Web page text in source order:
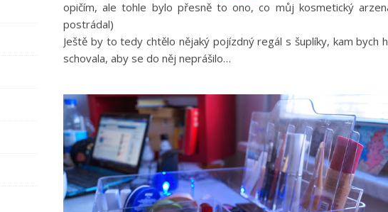
opičím, ale tohle bylo přesně to ono, co můj kosmetický
postrádal)
Ještě by to tedy chtělo nějaký pojízdný regál s šuplíky, kam bych
schovala, aby se do něj neprášilo…